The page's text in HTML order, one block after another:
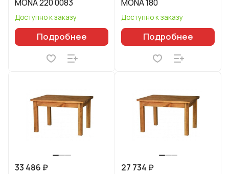
MONA 220 0083
Доступно к заказу
Подробнее
MONA 180
Доступно к заказу
Подробнее
33 486 ₽
27 734 ₽